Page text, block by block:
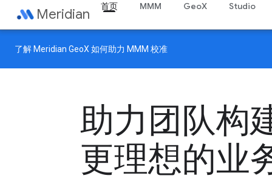
Meridian 首页 MMM GeoX Studio
了解 Meridian GeoX 如何助力 MMM 校准
助力团队构
更理想的业